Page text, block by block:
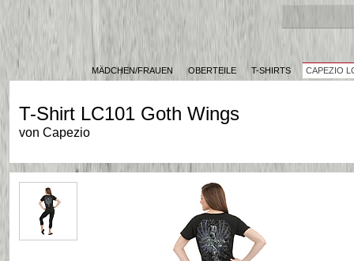
MÄDCHEN/FRAUEN OBERTEILE T-SHIRTS CAPEZIO
T-Shirt LC101 Goth Wings
von Capezio